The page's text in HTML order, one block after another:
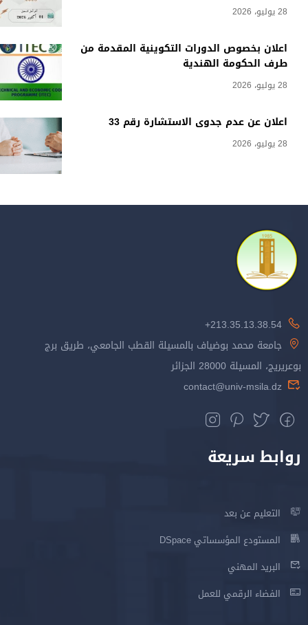
28 يوليو، 2026
اعلان بخصوص الدورات التكوينية المقدمة من
طرف الحكومة الهندية
28 يوليو، 2026
اعلان عن عدم جدوى الاستشارة رقم 33
28 يوليو، 2026
213.35.13.38.54+
جامعة محمد بوضياف بالمسيلة القطب الجامعي، طريق برج
بوعريريج، المسيلة 28000 الجزائر
contact@univ-msila.dz
روابط سريعة
التعليم عن بعد
المستودع المؤسساتي DSpace
البريد المهني
الفضاء الرقمي للعمل